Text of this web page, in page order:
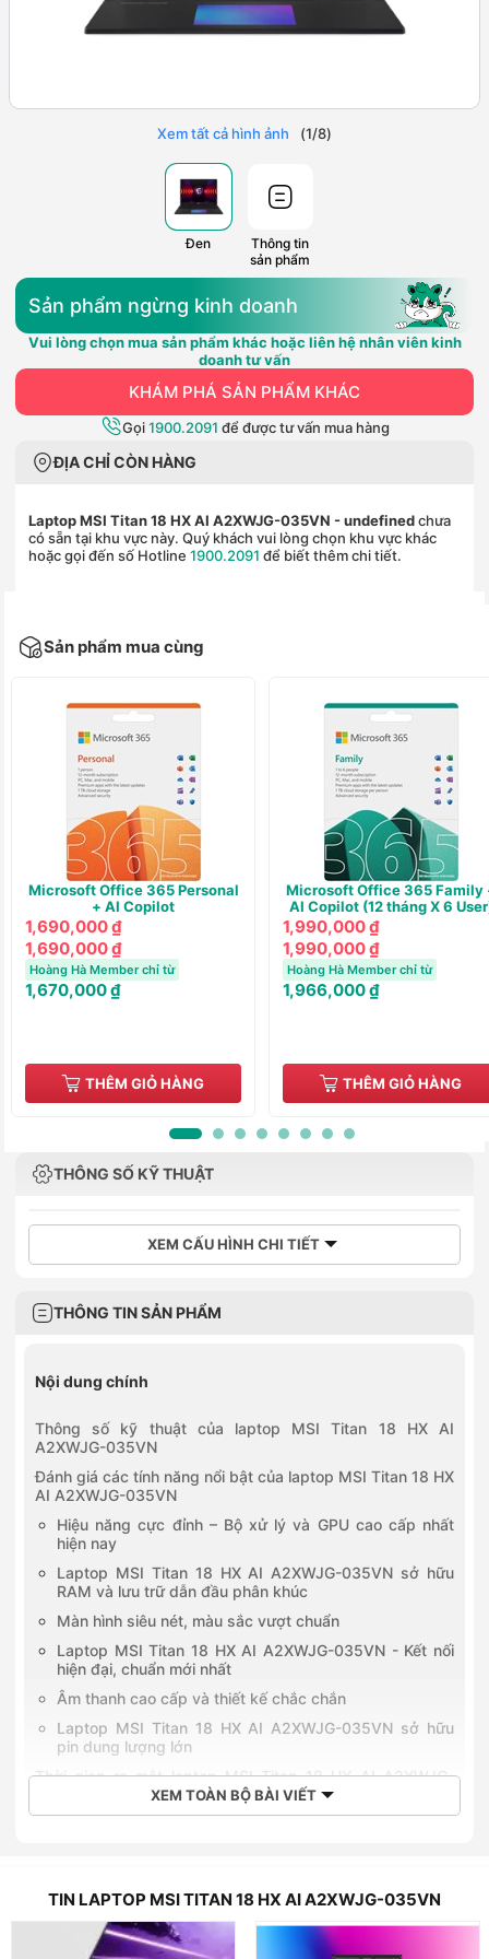
Xem tất cả hình ảnh (1/8)
Đen
Thông tin
sản phẩm
Sản phẩm ngừng kinh doanh
Vui lòng chọn mua sản phẩm khác hoặc liên hệ nhân viên kinh
doanh tư vấn
KHÁM PHÁ SẢN PHẨM KHÁC
Gọi1900.2091 để được tư vấn mua hàng
ĐỊA CHỈ CÒN HÀNG
Laptop MSI Titan 18 HX AI A2XWJG-035VN - undefinedchưa
có sẵn tại khu vực này. Quý khách vui lòng chọn khu vực khác
hoặc gọi đến số Hotline 1900.2091 để biết thêm chi tiết.
Sản phẩm mua cùng
Microsoft Office 365 Personal
+ AI Copilot
1,690,000 ₫
1,690,000 ₫
Hoàng Hà Member chỉ từ
1,670,000 ₫
THÊM GIỎ HÀNG
Microsoft Office 365 Family
AI Copilot (12 tháng X 6
1,990,000 ₫
1,990,000 ₫
Hoàng Hà Member chỉ từ
1,966,000 ₫
THÊM GIỎ HÀNG
THÔNG SỐ KỸ THUẬT
XEM CẤU HÌNH CHI TIẾT
THÔNG TIN SẢN PHẨM
Nội dung chính
Thông số kỹ thuật của laptop MSI Titan 18 HX AI
A2XWJG-035VN
Đánh giá các tính năng nổi bật của laptop MSI Titan 18 HX
AI A2XWJG-035VN
Hiệu năng cực đỉnh – Bộ xử lý và GPU cao cấp nhất
hiện nay
Laptop MSI Titan 18 HX AI A2XWJG-035VN sở hữu
RAM và lưu trữ dẫn đầu phân khúc
Màn hình siêu nét, màu sắc vượt chuẩn
Laptop MSI Titan 18 HX AI A2XWJG-035VN - Kết nối
hiện đại, chuẩn mới nhất
Âm thanh cao cấp và thiết kế chắc chắn
Laptop MSI Titan 18 HX AI A2XWJG-035VN sở hữu
pin dung lượng lớn
Thời gian ra mắt laptop MSI Titan 18 HX AI A2XWJG-
chính hãng tại Hoàng Hà Mobile
Laptop MSI Titan 18 HX AI A2XWJG-035VN
XEM TOÀN BỘ BÀI VIẾT
TIN LAPTOP MSI TITAN 18 HX AI A2XWJG-035VN